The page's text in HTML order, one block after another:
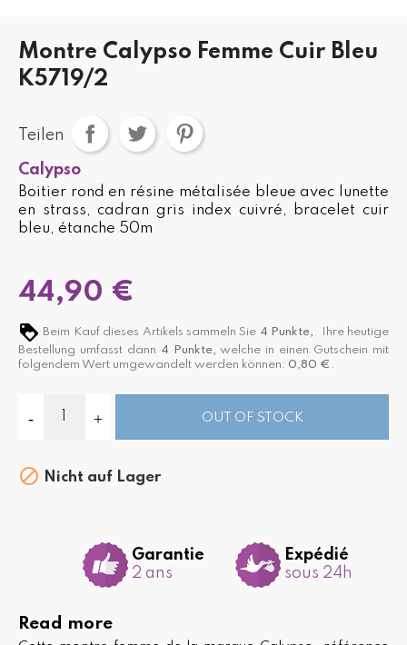
Montre Calypso Femme Cuir Bleu
K5719/2
Teilen
Calypso
Boitier rond en résine métalisée bleue avec lunette
en strass, cadran gris index cuivré, bracelet cuir
bleu, étanche 50m
44,90 €
Beim Kauf dieses Artikels sammeln Sie 4 Punkte, . Ihre heutige
Bestellung umfasst dann 4 Punkte, welche in einen Gutschein mit
folgendem Wert umgewandelt werden können: 0,80 € .
OUT OF STOCK
 Nicht auf Lager
Garantie
2 ans
Expédié
sous 24h
Read more